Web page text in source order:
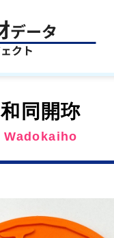
和同開珎
Wadokaiho